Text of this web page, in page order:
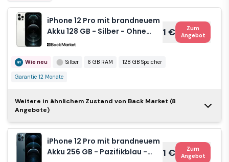
iPhone 12 Pro mit brandneuem
Akku 128 GB - Silber - Ohne
Vertrag
1 €
Zum
Angebot
Wie neu Silber 6 GB RAM 128 GB Speicher
Garantie 12 Monate
iPhone 12 Pro mit
brandneuem
Akku 128 GB -
Pazifikblau -
Ohne Vertrag
Wie neu Blau 6 GB RAM
128 GB Speicher
Weitere in ähnlichem Zustand von Back Market (8
Angebote)
iPhone 12 Pro mit brandneuem
Akku 256 GB - Pazifikblau -
1 €
Zum
Angebot